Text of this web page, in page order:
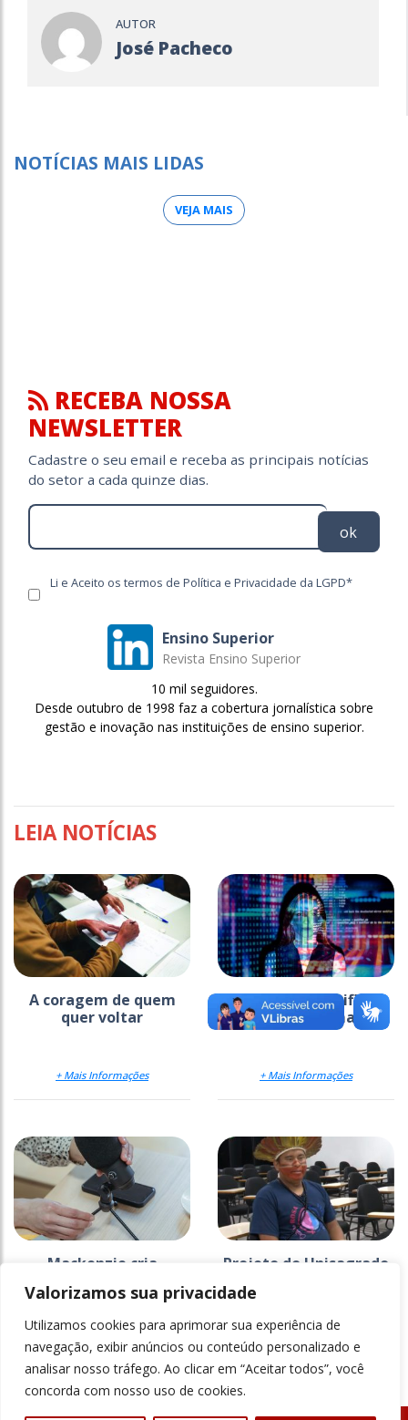
Valorizamos sua privacidade
Utilizamos cookies para aprimorar sua experiência de
navegação, exibir anúncios ou conteúdo personalizado e
analisar nosso tráfego. Ao clicar em “Aceitar todos”, você
concorda com nosso uso de cookies.
AUTOR
José Pacheco
NOTÍCIAS MAIS LIDAS
VEJA MAIS
RECEBA NOSSA
NEWSLETTER
Cadastre o seu email e receba as principais notícias
do setor a cada quinze dias.
ok
Li e Aceito os termos de Política e Privacidade da LGPD*
Ensino Superior
Revista Ensino Superior
10 mil seguidores.
Desde outubro de 1998 faz a cobertura jornalística sobre
gestão e inovação nas instituições de ensino superior.
LEIA NOTÍCIAS
A coragem de quem
quer voltar
+ Mais Informações
Inteligência artificial
pede mão na massa
+ Mais Informações
Mackenzie cria
comunicar a ciência
+ Mais Informações
Projeto do Unisagrado
documentário
+ Mais Informações